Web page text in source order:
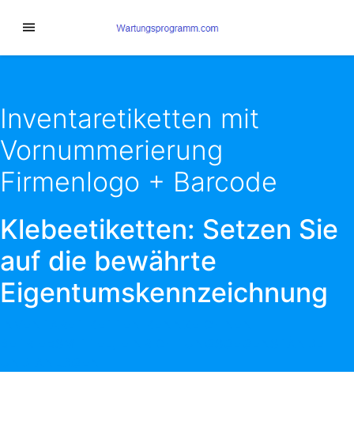
Inventaretiketten mit
Vornummerierung
Firmenlogo + Barcode
Klebeetiketten: Setzen Sie
auf die bewährte
Eigentumskennzeichnung